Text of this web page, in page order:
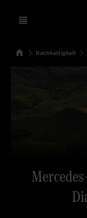
Open menu
SuchenStartseite
Nachhaltigkeit